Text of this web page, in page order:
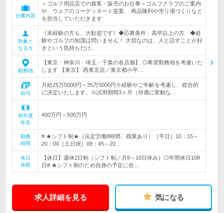
仕事内容
＜ゴルフ用品店での接客・販売のお仕事＞ゴルフクラブのご案内
や、ウェアのコーディネート提案、 商品陳列や売り場づくりなど
を担当していただきます
対象と
なる方
《未経験の方も、大歓迎です》◆応募条件：高卒以上の方 ◆経
験やゴルフの知識は問いません！ 大切なのは、人と話すことが好
きという気持ちだけ。
勤務地
【東京・神奈川・埼玉・千葉の各店舗】 ◎希望勤務地を考慮いた
します 【東京】 西東京店／東京都小平…
給与
月給25万5000円～35万5000円※経験やご年齢を考慮し、総合的
に決定いたします。※試用期間3ヶ月（待遇に変動な…
初年度
年収
400万円～500万円
勤務
時間
# ★シフト制★（法定労働8時間、残業あり）［平日］10：15～
20：00［土日祝］09：45～20…
休日
休暇
【休日】週休2日制（シフト制／月8～10日休み｝◎年間休日108
日# ★シフト制のため自身の予定に合…
求人詳細を見る 気になる